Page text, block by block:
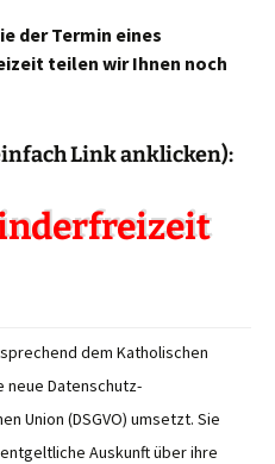
der Termin eines
teilen wir Ihnen noch
Link anklicken):
dem Katholischen
neue Datenschutz-
Union (DSGVO) umsetzt. Sie
Auskunft über ihre